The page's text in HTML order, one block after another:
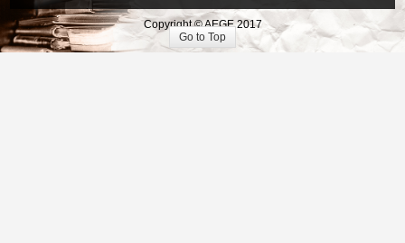
Copyright © AEGE 2017
Go to Top